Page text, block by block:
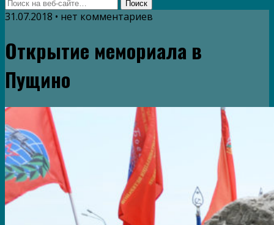
31.07.2018 • нет комментариев
Открытие мемориала в
Пущино